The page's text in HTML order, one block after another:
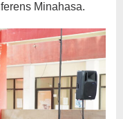
Minahasa.